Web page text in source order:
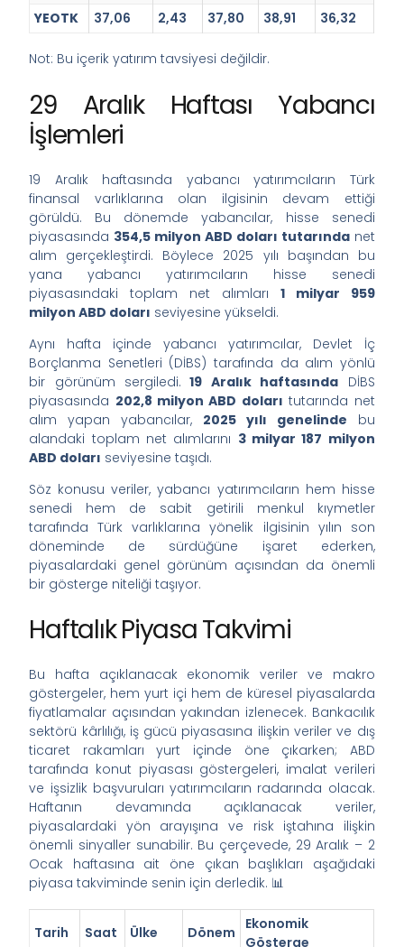
YEOTK
37,06 2,43 37,80 38,91 36,32
Not: Bu içerik yatırım tavsiyesi değildir.
29 Aralık Haftası Yabancı
İşlemleri
19 Aralık haftasında yabancı yatırımcıların Türk
finansal varlıklarına olan ilgisinin devam ettiği
görüldü. Bu dönemde yabancılar, hisse senedi
piyasasında 354,5 milyon ABD doları tutarındanet
alım gerçekleştirdi. Böylece 2025 yılı başından bu
yana yabancı yatırımcıların hisse senedi
piyasasındaki toplam net alımları 1 milyar 959
milyon ABD doları seviyesine yükseldi.
Aynı hafta içinde yabancı yatırımcılar, Devlet İç
Borçlanma Senetleri (DİBS) tarafında da alım yönlü
bir görünüm sergiledi. 19 Aralık haftasında DİBS
piyasasında 202,8 milyon ABD doları tutarında net
alım yapan yabancılar, 2025 yılı genelinde bu
alandaki toplam net alımlarını 3 milyar 187 milyon
ABD doları seviyesine taşıdı.
Söz konusu veriler, yabancı yatırımcıların hem hisse
senedi hem de sabit getirili menkul kıymetler
tarafında Türk varlıklarına yönelik ilgisinin yılın son
döneminde de sürdüğüne işaret ederken,
piyasalardaki genel görünüm açısından da önemli
bir gösterge niteliği taşıyor.
Haftalık Piyasa Takvimi
Bu hafta açıklanacak ekonomik veriler ve makro
göstergeler, hem yurt içi hem de küresel piyasalarda
fiyatlamalar açısından yakından izlenecek. Bankacılık
sektörü kârlılığı, iş gücü piyasasına ilişkin veriler ve dış
ticaret rakamları yurt içinde öne çıkarken; ABD
tarafında konut piyasası göstergeleri, imalat verileri
ve işsizlik başvuruları yatırımcıların radarında olacak.
Haftanın devamında açıklanacak veriler,
piyasalardaki yön arayışına ve risk iştahına ilişkin
önemli sinyaller sunabilir. Bu çerçevede, 29 Aralık – 2
Ocak haftasına ait öne çıkan başlıkları aşağıdaki
piyasa takviminde senin için derledik. 📊
Tarih Saat Ülke Dönem
Ekonomik
Gösterge